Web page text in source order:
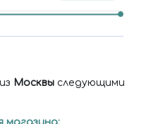
Москвы следующими